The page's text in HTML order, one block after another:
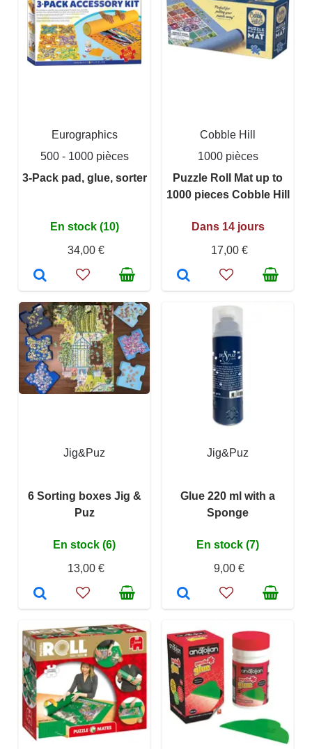
Eurographics
500 - 1000 pièces
3-Pack pad, glue, sorter
En stock (10)
34,00 €
Cobble Hill
1000 pièces
Puzzle Roll Mat up to
1000 pieces Cobble Hill
Dans 14 jours
17,00 €
Jig&Puz
6 Sorting boxes Jig &
Puz
En stock (6)
13,00 €
Jig&Puz
Glue 220 ml with a
Sponge
En stock (7)
9,00 €